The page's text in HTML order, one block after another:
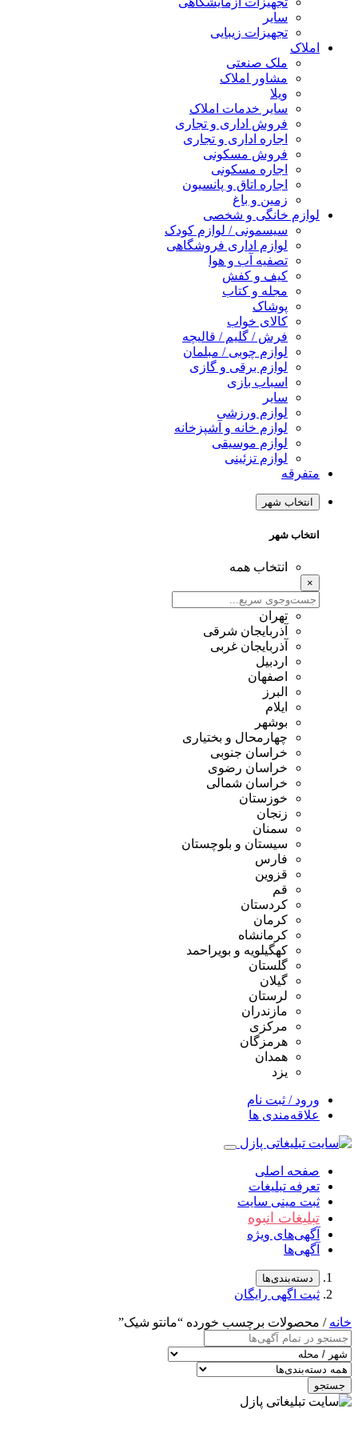
سایر
تجهیزات زیبایی
املاک
ملک صنعتی
مشاور املاک
ویلا
سایر خدمات املاک
فروش اداری و تجاری
اجاره اداری و تجاری
فروش مسکونی
اجاره مسکونی
اجاره اتاق و پانسیون
زمین و باغ
لوازم خانگی و شخصی
سیسمونی / لوازم کودک
لوازم اداری فروشگاهی
تصفیه آب و هوا
کیف و کفش
مجله و کتاب
پوشاک
کالای خواب
فرش / گلیم / قالیچه
لوازم چوبی / مبلمان
لوازم برقی و گازی
اسباب بازی
سایر
لوازم ورزشی
لوازم خانه و آشپزخانه
لوازم موسیقی
لوازم تزئینی
متفرقه
انتخاب شهر
انتخاب شهر
انتخاب همه
×
تهران
آذربایجان شرقی
آذربایجان غربی
اردبیل
اصفهان
البرز
ایلام
بوشهر
چهارمحال و بختیاری
خراسان جنوبی
خراسان رضوی
خراسان شمالی
خوزستان
زنجان
سمنان
سیستان و بلوچستان
فارس
قزوین
قم
کردستان
کرمان
کرمانشاه
کهگیلویه و بویراحمد
گلستان
گیلان
لرستان
مازندران
مرکزی
هرمزگان
همدان
یزد
ورود / ثبت نام
علاقه‌مندی ها
صفحه اصلی
تعرفه تبلیغات
ثبت مینی سایت
تبلیغات انبوه
آگهی‌های ویژه
آگهی‌ها
دسته‌بندی‌ها
ثبت اگهی رایگان
خانه / محصولات برچسب خورده “مانتو شیک”
جستجو